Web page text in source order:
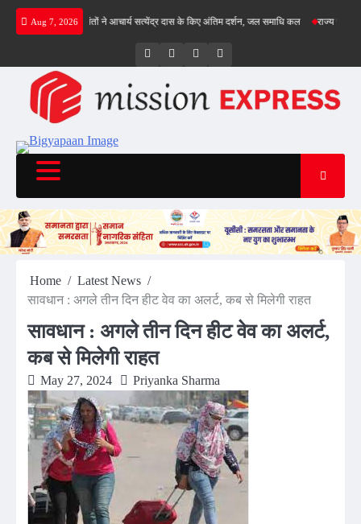
Skip
Aug 7, 2026
क्रीज पर संतों ने आचार्य सत्येंद्र दास के किए अंतिम दर्शन, जल समाधि कल राज्य सड़क सुरक्षा
Twitter FacebookLinkedIn
Home
Latest News
सावधान : अगले तीन दिन हीट वेव का अलर्ट, कब से मिलेगी राहत
सावधान : अगले तीन दिन हीट वेव का अलर्ट,
कब से मिलेगी राहत
May 27, 2024 Priyanka Sharma